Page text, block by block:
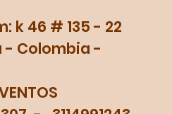
k 46 # 135 - 22
- Colombia -